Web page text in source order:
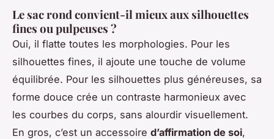
Le sac rond convient-il mieux aux silhouettes
fines ou pulpeuses ?
Oui, il flatte toutes les morphologies. Pour les
silhouettes fines, il ajoute une touche de volume
équilibrée. Pour les silhouettes plus généreuses, sa
forme douce crée un contraste harmonieux avec
les courbes du corps, sans alourdir visuellement.
En gros, c’est un accessoire d’affirmation de soi,